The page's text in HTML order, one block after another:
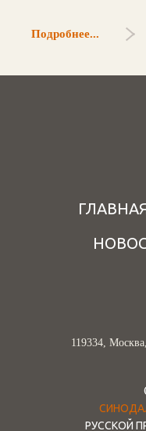
Подробнее...
119334,
РУССКОЙ